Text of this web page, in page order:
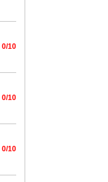
0/10
0/10
0/10